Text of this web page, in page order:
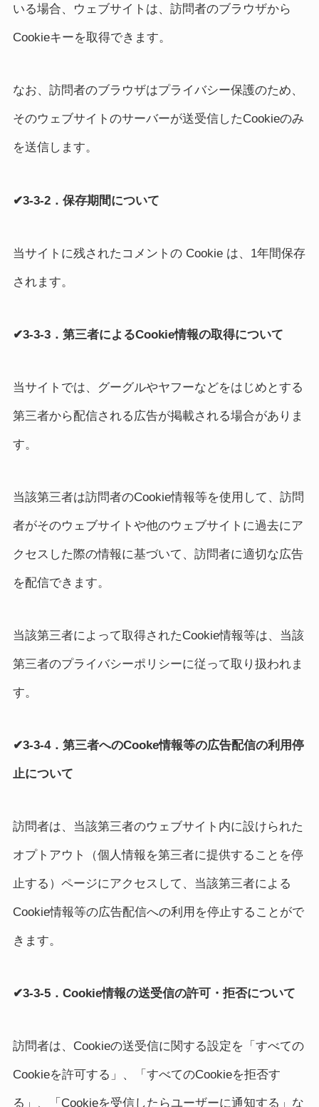
いる場合、ウェブサイトは、訪問者のブラウザから
Cookieキーを取得できます。
なお、訪問者のブラウザはプライバシー保護のため、
そのウェブサイトのサーバーが送受信したCookieのみ
を送信します。
✔3-3-2．保存期間について
当サイトに残されたコメントの Cookie は、1年間保存
されます。
✔3-3-3．第三者によるCookie情報の取得について
当サイトでは、グーグルやヤフーなどをはじめとする
第三者から配信される広告が掲載される場合がありま
す。
当該第三者は訪問者のCookie情報等を使用して、訪問
者がそのウェブサイトや他のウェブサイトに過去にア
クセスした際の情報に基づいて、訪問者に適切な広告
を配信できます。
当該第三者によって取得されたCookie情報等は、当該
第三者のプライバシーポリシーに従って取り扱われま
す。
✔3-3-4．第三者へのCooke情報等の広告配信の利用停
止について
訪問者は、当該第三者のウェブサイト内に設けられた
オプトアウト（個人情報を第三者に提供することを停
止する）ページにアクセスして、当該第三者による
Cookie情報等の広告配信への利用を停止することがで
きます。
✔3-3-5．Cookie情報の送受信の許可・拒否について
訪問者は、Cookieの送受信に関する設定を「すべての
Cookieを許可する」、「すべてのCookieを拒否す
る」、「Cookieを受信したらユーザーに通知する」な